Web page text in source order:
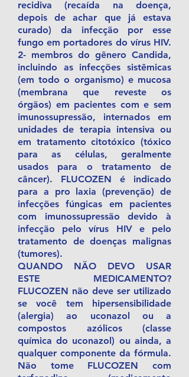
recidiva (recaída na doença,
depois de achar que já estava
curado) da infecção por esse
fungo em portadores do vírus HIV.
2- membros do gênero Candida,
incluindo as infecções sistêmicas
(em todo o organismo) e mucosa
(membrana que reveste os
órgãos) em pacientes com e sem
imunossupressão, internados em
unidades de terapia intensiva ou
em tratamento citotóxico (tóxico
para as células, geralmente
usados para o tratamento de
câncer). FLUCOZEN é indicado
para a pro laxia (prevenção) de
infecções fúngicas em pacientes
com imunossupressão devido à
infecção pelo vírus HIV e pelo
tratamento de doenças malignas
(tumores).
QUANDO NÃO DEVO USAR
ESTE MEDICAMENTO?
FLUCOZEN não deve ser utilizado
se você tem hipersensibilidade
(alergia) ao uconazol ou a
compostos azólicos (classe
química do uconazol) ou ainda, a
qualquer componente da fórmula.
Não tome FLUCOZEN com